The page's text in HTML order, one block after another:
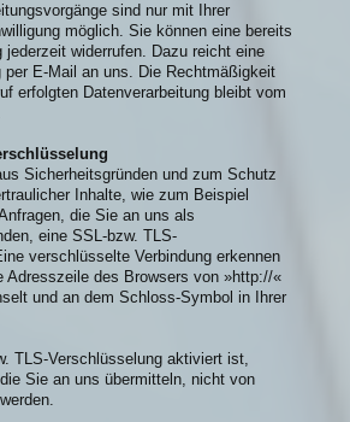
sind nur mit Ihrer
möglich. Sie können eine bereits
jederzeit widerrufen. Dazu reicht eine
per E-Mail an uns. Die Rechtmäßigkeit
erfolgten Datenverarbeitung bleibt vom
Sicherheitsgründen und zum Schutz
Inhalte, wie zum Beispiel
die Sie an uns als
eine SSL-bzw. TLS-
verschlüsselte Verbindung erkennen
Adresszeile des Browsers von »http://«
und an dem Schloss-Symbol in Ihrer
TLS-Verschlüsselung aktiviert ist,
Sie an uns übermitteln, nicht von